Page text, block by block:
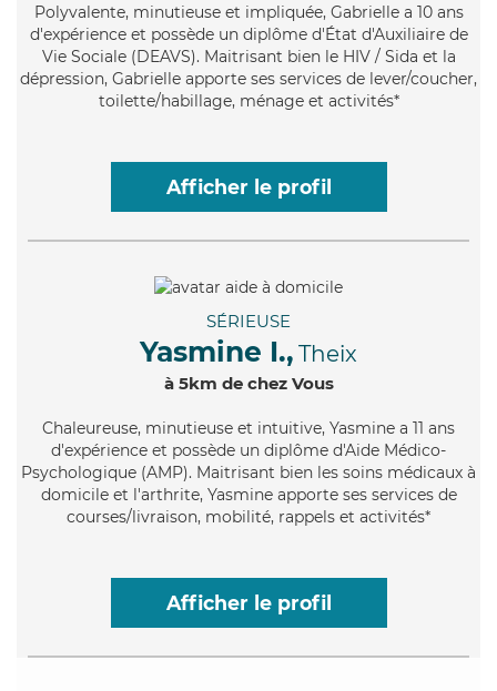
Polyvalente, minutieuse et impliquée, Gabrielle a 10 ans
d'expérience et possède un diplôme d'État d'Auxiliaire de
Vie Sociale (DEAVS). Maitrisant bien le HIV / Sida et la
dépression, Gabrielle apporte ses services de lever/coucher,
toilette/habillage, ménage et activités*
Afficher le profil
SÉRIEUSE
Yasmine I., Theix
à 5km de chez Vous
Chaleureuse, minutieuse et intuitive, Yasmine a 11 ans
d'expérience et possède un diplôme d'Aide Médico-
Psychologique (AMP). Maitrisant bien les soins médicaux à
domicile et l'arthrite, Yasmine apporte ses services de
courses/livraison, mobilité, rappels et activités*
Afficher le profil